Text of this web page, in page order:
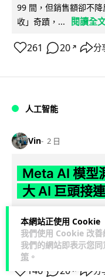
本網站正使用 Cookie
我們使用 Cookie 改善
我們的網站即表示您
策 。
99 間，但銷售額卻不
收」奇蹟，...
閱讀全
261 20 ↗ 分
人工智能
Vin 2 日
Meta AI 模型
大 AI 巨頭接
Meta 承認，旗下 AI
間，因評估夥伴
全文
146 20 ↗ 分